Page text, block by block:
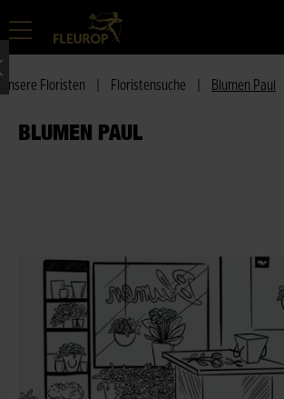
Unsere Floristen Floristensuche Blumen Paul
BLUMEN PAUL